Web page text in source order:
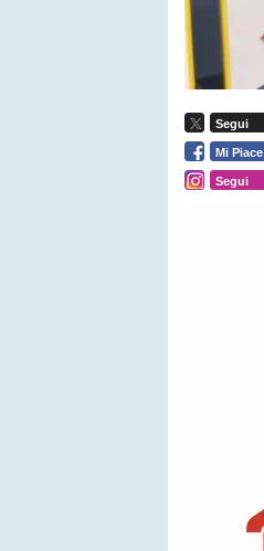
Segui
Mi Piace
Segui